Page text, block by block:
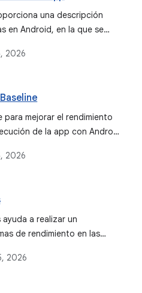
una descripción
en Android, en la que se
y supervisar el
2026
para mejorar el rendimiento
de la app con Android
2026
a realizar un
de rendimiento en las
de la aplicación que
2026